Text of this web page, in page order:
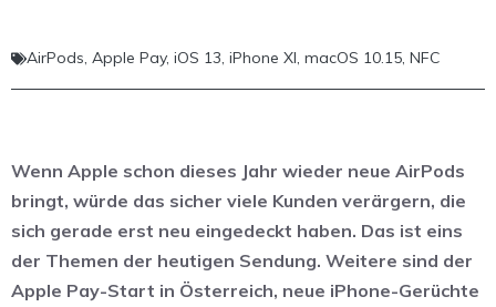
AirPods, Apple Pay, iOS 13, iPhone XI, macOS 10.15, NFC
Wenn Apple schon dieses Jahr wieder neue AirPods
bringt, würde das sicher viele Kunden verärgern, die
sich gerade erst neu eingedeckt haben. Das ist eins
der Themen der heutigen Sendung. Weitere sind der
Apple Pay-Start in Österreich, neue iPhone-Gerüchte